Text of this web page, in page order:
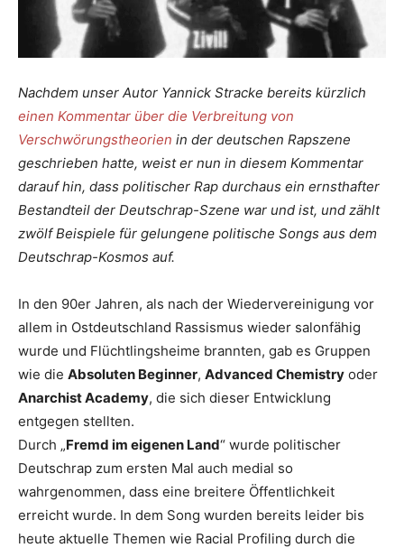
Nachdem unser Autor Yannick Stracke bereits kürzlich
einen Kommentar über die Verbreitung von
Verschwörungstheorien in der deutschen Rapszene
geschrieben hatte, weist er nun in diesem Kommentar
darauf hin, dass politischer Rap durchaus ein ernsthafter
Bestandteil der Deutschrap-Szene war und ist, und zählt
zwölf Beispiele für gelungene politische Songs aus dem
Deutschrap-Kosmos auf.
In den 90er Jahren, als nach der Wiedervereinigung vor
allem in Ostdeutschland Rassismus wieder salonfähig
wurde und Flüchtlingsheime brannten, gab es Gruppen
wie die Absoluten Beginner, Advanced Chemistry oder
Anarchist Academy, die sich dieser Entwicklung
entgegen stellten.
Durch „Fremd im eigenen Land“ wurde politischer
Deutschrap zum ersten Mal auch medial so
wahrgenommen, dass eine breitere Öffentlichkeit
erreicht wurde. In dem Song wurden bereits leider bis
heute aktuelle Themen wie Racial Profiling durch die